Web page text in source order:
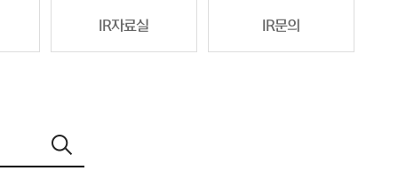
IR자료실 IR문의